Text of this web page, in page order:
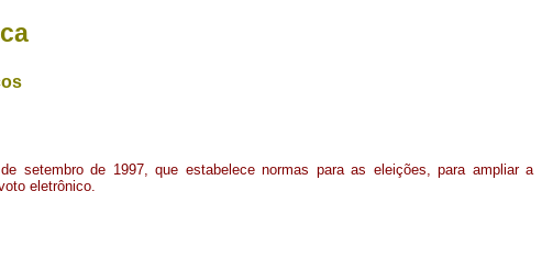
setembro de 1997, que estabelece normas para as eleições, para ampliar a
eletrônico.